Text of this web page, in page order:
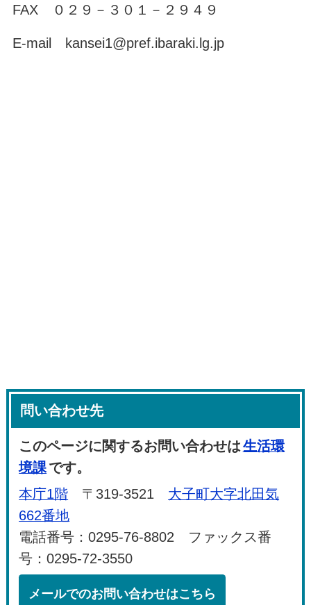
FAX ０２９－３０１－２９４９
E-mail kansei1@pref.ibaraki.lg.jp
問い合わせ先
このページに関するお問い合わせは生活環
境課です。
本庁1階 〒319-3521 大子町大字北田気
662番地
電話番号：0295-76-8802 ファックス番
号：0295-72-3550
メールでのお問い合わせはこちら